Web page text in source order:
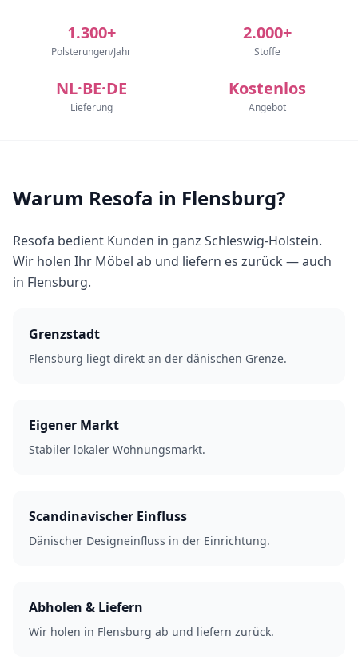
1.300+
Polsterungen/Jahr
2.000+
Stoffe
NL·BE·DE
Lieferung
Kostenlos
Angebot
Warum Resofa in Flensburg?
Resofa bedient Kunden in ganz Schleswig-Holstein.
Wir holen Ihr Möbel ab und liefern es zurück — auch
in Flensburg.
Grenzstadt
Flensburg liegt direkt an der dänischen Grenze.
Eigener Markt
Stabiler lokaler Wohnungsmarkt.
Scandinavischer Einfluss
Dänischer Designeinfluss in der Einrichtung.
Abholen & Liefern
Wir holen in Flensburg ab und liefern zurück.